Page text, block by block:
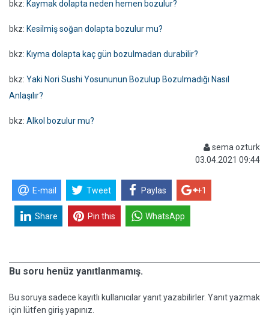
bkz: Kaymak dolapta neden hemen bozulur?
bkz: Kesilmiş soğan dolapta bozulur mu?
bkz: Kıyma dolapta kaç gün bozulmadan durabilir?
bkz: Yaki Nori Sushi Yosununun Bozulup Bozulmadığı Nasıl
Anlaşılır?
bkz: Alkol bozulur mu?
sema ozturk
03.04.2021 09:44
E-mail Tweet Paylas +1
Share Pin this WhatsApp
Bu soru henüz yanıtlanmamış.
Bu soruya sadece kayıtlı kullanıcılar yanıt yazabilirler. Yanıt yazmak
için lütfen giriş yapınız.